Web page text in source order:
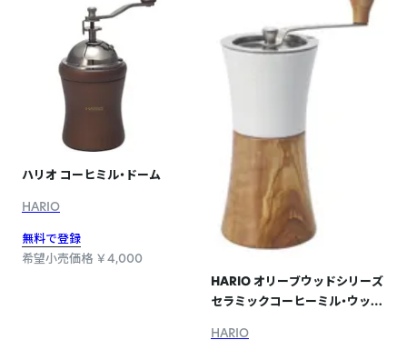
ハリオ コーヒミル・ドーム
HARIO
無料で登録
希望小売価格 ￥4,000
HARIO オリーブウッドシリーズ
セラミックコーヒーミル・ウッド
HARIO